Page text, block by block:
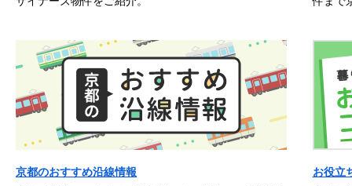
京都のおすすめ沿線情報
お役立